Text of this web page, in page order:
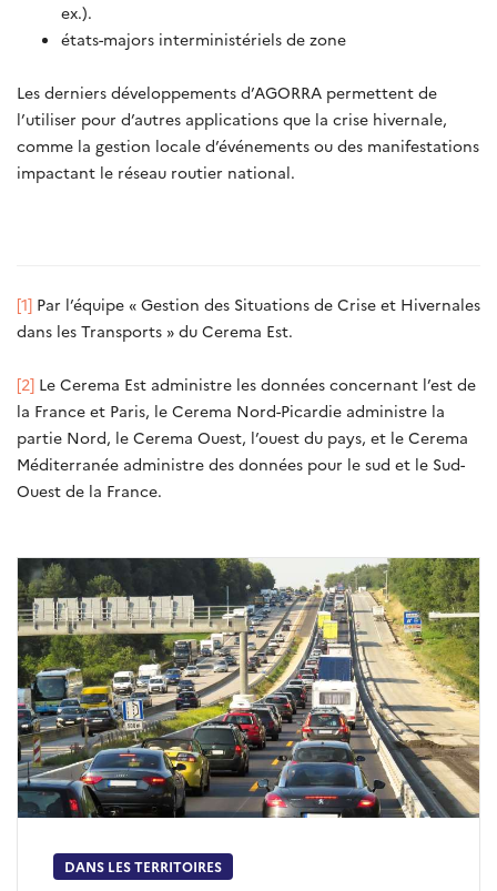
ex.).
états-majors interministériels de zone
Les derniers développements d’AGORRA permettent de
l’utiliser pour d’autres applications que la crise hivernale,
comme la gestion locale d’événements ou des manifestations
impactant le réseau routier national.
[1] Par l’équipe « Gestion des Situations de Crise et Hivernales
dans les Transports » du Cerema Est.
[2] Le Cerema Est administre les données concernant l’est de
la France et Paris, le Cerema Nord-Picardie administre la
partie Nord, le Cerema Ouest, l’ouest du pays, et le Cerema
Méditerranée administre des données pour le sud et le Sud-
Ouest de la France.
DANS LES TERRITOIRES